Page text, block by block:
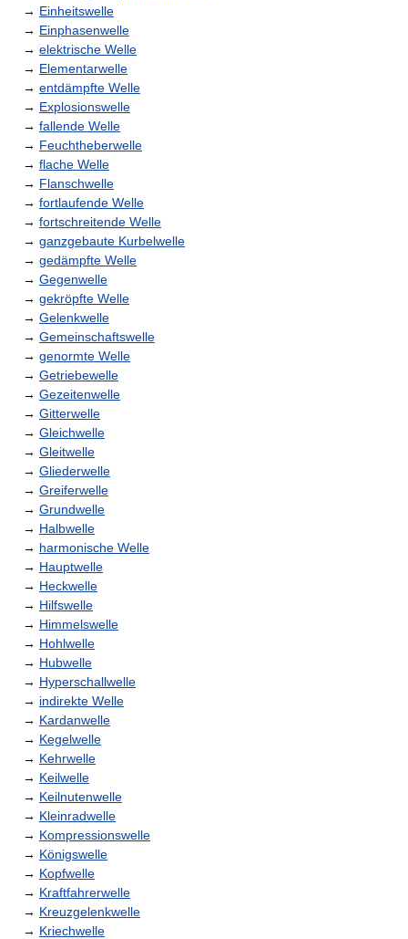
→ Einheitswelle
→ Einphasenwelle
→ elektrische Welle
→ Elementarwelle
→ entdämpfte Welle
→ Explosionswelle
→ fallende Welle
→ Feuchtheberwelle
→ flache Welle
→ Flanschwelle
→ fortlaufende Welle
→ fortschreitende Welle
→ ganzgebaute Kurbelwelle
→ gedämpfte Welle
→ Gegenwelle
→ gekröpfte Welle
→ Gelenkwelle
→ Gemeinschaftswelle
→ genormte Welle
→ Getriebewelle
→ Gezeitenwelle
→ Gitterwelle
→ Gleichwelle
→ Gleitwelle
→ Gliederwelle
→ Greiferwelle
→ Grundwelle
→ Halbwelle
→ harmonische Welle
→ Hauptwelle
→ Heckwelle
→ Hilfswelle
→ Himmelswelle
→ Hohlwelle
→ Hubwelle
→ Hyperschallwelle
→ indirekte Welle
→ Kardanwelle
→ Kegelwelle
→ Kehrwelle
→ Keilwelle
→ Keilnutenwelle
→ Kleinradwelle
→ Kompressionswelle
→ Königswelle
→ Kopfwelle
→ Kraftfahrerwelle
→ Kreuzgelenkwelle
→ Kriechwelle